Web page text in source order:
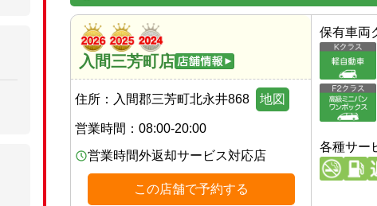
入間三芳町店
住所： 入間郡三芳町北永井868 地図
営業時間： 08:00-20:00
営業時間外返却サービス対応店
この店舗で予約する
保有車両
各種サー